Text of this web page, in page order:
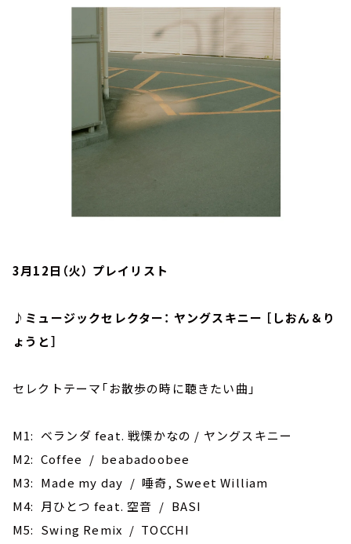
イベント・グッズ
YouTube
3月12日（火） プレイリスト
♪ミュージックセレクター： ヤングスキニー ［しおん＆り
ょうと］
セレクトテーマ「お散歩の時に聴きたい曲」
M1: ベランダ feat. 戦慄かなの / ヤングスキニー
M2: Coffee / beabadoobee
M3: Made my day / 唾奇, Sweet William
M4: 月ひとつ feat. 空音 / BASI
M5: Swing Remix / TOCCHI